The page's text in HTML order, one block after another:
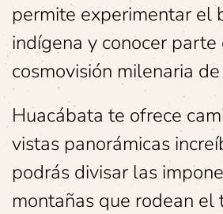
permite experimentar el
indígena y conocer parte
cosmovisión milenaria
Huacábata te ofrece
vistas panorámicas
podrás divisar las
montañas que rodean el